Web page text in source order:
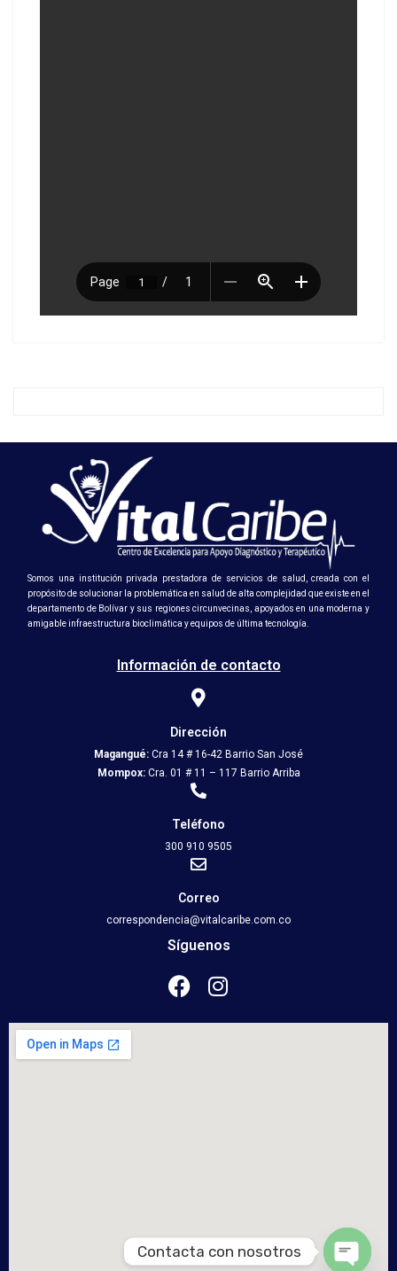
Somos una institución privada prestadora de servicios de salud, creada con el
propósito de solucionar la problemática en salud de alta complejidad que existe en el
departamento de Bolívar y sus regiones circunvecinas, apoyados en una moderna y
amigable infraestructura bioclimática y equipos de última tecnología.
Información de contacto
Dirección
Magangué: Cra 14 # 16-42 Barrio San José
Mompox:Cra. 01 # 11 – 117 Barrio Arriba
Teléfono
300 910 9505
Correo
correspondencia@vitalcaribe.com.co
Síguenos
Contacta con nosotros